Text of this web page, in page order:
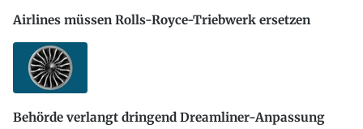
Airlines müssen Rolls-Royce-Triebwerk ersetzen
Behörde verlangt dringend Dreamliner-Anpassung